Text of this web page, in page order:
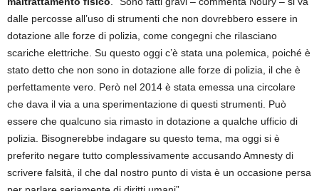
dalle percosse all’uso di strumenti che non dovrebbero essere in
dotazione alle forze di polizia, come congegni che rilasciano
scariche elettriche. Su questo oggi c’è stata una polemica, poiché è
stato detto che non sono in dotazione alle forze di polizia, il che è
perfettamente vero. Però nel 2014 è stata emessa una circolare
che dava il via a una sperimentazione di questi strumenti. Può
essere che qualcuno sia rimasto in dotazione a qualche ufficio di
polizia. Bisognerebbe indagare su questo tema, ma oggi si è
preferito negare tutto complessivamente accusando Amnesty di
scrivere falsità, il che dal nostro punto di vista è un occasione persa